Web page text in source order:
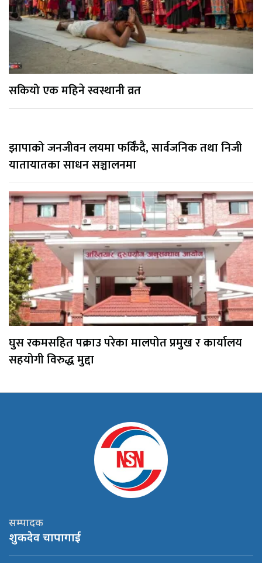
सकियो एक महिने स्वस्थानी व्रत
झापाको जनजीवन लयमा फर्किँदै, सार्वजनिक तथा निजी
यातायातका साधन सञ्चालनमा
घुस रकमसहित पक्राउ परेका मालपोत प्रमुख र कार्यालय
सहयोगी विरुद्ध मुद्दा
सम्पादक
शुकदेव चापागाई